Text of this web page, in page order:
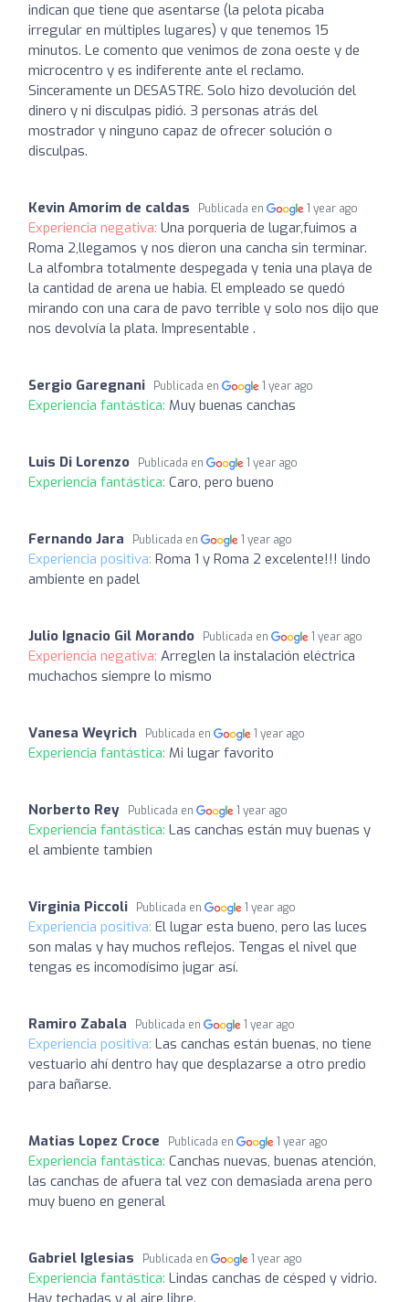
indican que tiene que asentarse (la pelota picaba
irregular en múltiples lugares) y que tenemos 15
minutos. Le comento que venimos de zona oeste y de
microcentro y es indiferente ante el reclamo.
Sinceramente un DESASTRE. Solo hizo devolución del
dinero y ni disculpas pidió. 3 personas atrás del
mostrador y ninguno capaz de ofrecer solución o
disculpas.
Kevin Amorim de caldas Publicada en 1 year ago
Experiencia negativa: Una porqueria de lugar,fuimos a
Roma 2,llegamos y nos dieron una cancha sin terminar.
La alfombra totalmente despegada y tenia una playa de
la cantidad de arena ue habia. El empleado se quedó
mirando con una cara de pavo terrible y solo nos dijo que
nos devolvía la plata. Impresentable .
Sergio Garegnani Publicada en 1 year ago
Experiencia fantástica: Muy buenas canchas
Luis Di Lorenzo Publicada en 1 year ago
Experiencia fantástica: Caro, pero bueno
Fernando Jara Publicada en 1 year ago
Experiencia positiva: Roma 1 y Roma 2 excelente!!! lindo
ambiente en padel
Julio Ignacio Gil Morando Publicada en 1 year ago
Experiencia negativa: Arreglen la instalación eléctrica
muchachos siempre lo mismo
Vanesa Weyrich Publicada en 1 year ago
Experiencia fantástica: Mi lugar favorito
Norberto Rey Publicada en 1 year ago
Experiencia fantástica: Las canchas están muy buenas y
el ambiente tambien
Virginia Piccoli Publicada en 1 year ago
Experiencia positiva: El lugar esta bueno, pero las luces
son malas y hay muchos reflejos. Tengas el nivel que
tengas es incomodísimo jugar así.
Ramiro Zabala Publicada en 1 year ago
Experiencia positiva: Las canchas están buenas, no tiene
vestuario ahí dentro hay que desplazarse a otro predio
para bañarse.
Matias Lopez Croce Publicada en 1 year ago
Experiencia fantástica: Canchas nuevas, buenas atención,
las canchas de afuera tal vez con demasiada arena pero
muy bueno en general
Gabriel Iglesias Publicada en 1 year ago
Experiencia fantástica: Lindas canchas de césped y vidrio.
Hay techadas y al aire libre.